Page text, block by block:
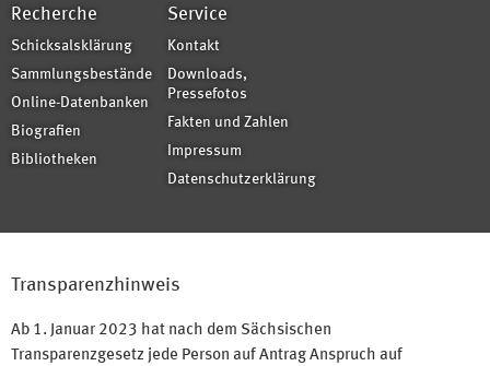
Recherche
Schicksalsklärung
Sammlungsbestände
Online-Datenbanken
Biografien
Bibliotheken
Service
Kontakt
Downloads,
Pressefotos
Fakten und Zahlen
Impressum
Datenschutzerklärung
Transparenzhinweis
Ab 1. Januar 2023 hat nach dem Sächsischen
Transparenzgesetz jede Person auf Antrag Anspruch auf